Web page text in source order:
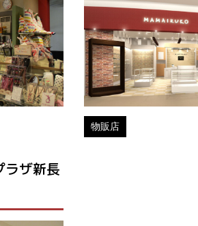
物販店
ラザ新長